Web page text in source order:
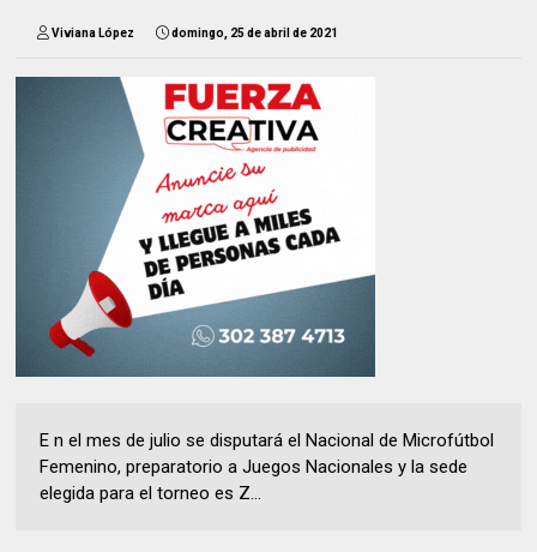
Viviana López domingo, 25 de abril de 2021
E n el mes de julio se disputará el Nacional de Microfútbol
Femenino, preparatorio a Juegos Nacionales y la sede
elegida para el torneo es Z...